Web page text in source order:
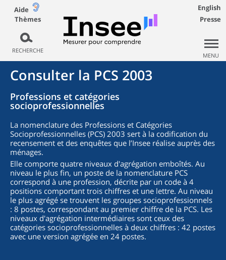
Aide
Thèmes
RECHERCHE
English
Presse
MENU
Consulter la PCS 2003
Professions et catégories
socioprofessionnelles
La nomenclature des Professions et Catégories
Socioprofessionnelles (PCS) 2003 sert à la codification du
recensement et des enquêtes que l’Insee réalise auprès des
ménages.
Elle comporte quatre niveaux d'agrégation emboîtés. Au
niveau le plus fin, un poste de la nomenclature PCS
correspond à une profession, décrite par un code à 4
positions comportant trois chiffres et une lettre. Au niveau
le plus agrégé se trouvent les groupes socioprofessionnels
: 8 postes, correspondant au premier chiffre de la PCS. Les
niveaux d'agrégation intermédiaires sont ceux des
catégories socioprofessionnelles à deux chiffres : 42 postes
avec une version agrégée en 24 postes.